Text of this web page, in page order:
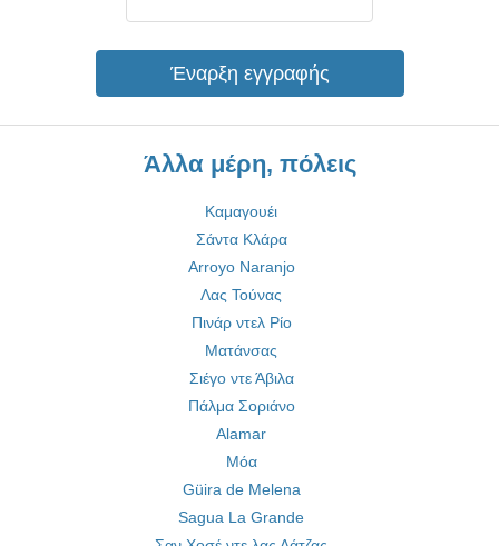
Έναρξη εγγραφής
Άλλα μέρη, πόλεις
Καμαγουέι
Σάντα Κλάρα
Arroyo Naranjo
Λας Τούνας
Πινάρ ντελ Ρίο
Ματάνσας
Σιέγο ντε Άβιλα
Πάλμα Σοριάνο
Alamar
Μόα
Güira de Melena
Sagua La Grande